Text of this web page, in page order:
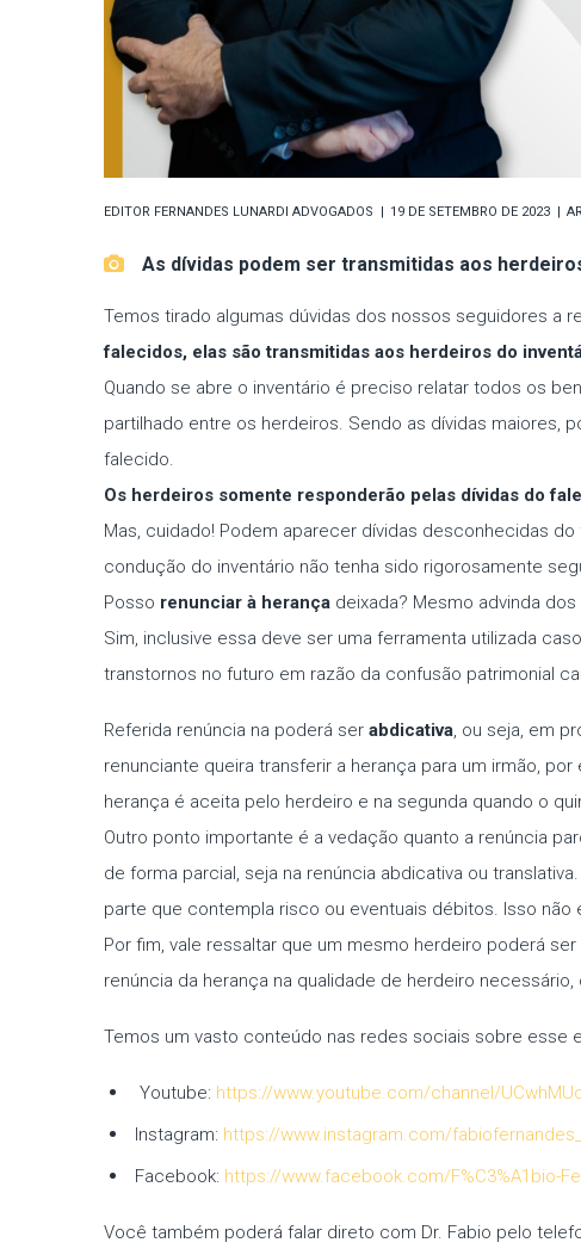
EDITOR FERNANDES LUNARDI ADVOGADOS 19 DE SETEMBRO DE 2023
As dívidas podem ser transmitidas aos
Temos tirado algumas dúvidas dos nossos seguidores a
falecidos, elas são transmitidas aos herdeiros do
Quando se abre o inventário é preciso relatar todos os
partilhado entre os herdeiros. Sendo as dívidas maiores,
falecido.
Os herdeiros somente responderão pelas dívidas do
Mas, cuidado! Podem aparecer dívidas desconhecidas
condução do inventário não tenha sido rigorosamente
Posso renunciar à herança deixada? Mesmo advinda
Sim, inclusive essa deve ser uma ferramenta utilizada
transtornos no futuro em razão da confusão patrimonial
Referida renúncia na poderá ser abdicativa, ou seja, em
renunciante queira transferir a herança para um irmão,
herança é aceita pelo herdeiro e na segunda quando o
Outro ponto importante é a vedação quanto a renúncia
de forma parcial, seja na renúncia abdicativa ou
parte que contempla risco ou eventuais débitos. Isso não
Por fim, vale ressaltar que um mesmo herdeiro poderá
renúncia da herança na qualidade de herdeiro
Temos um vasto conteúdo nas redes sociais sobre esse
Youtube: https://www.youtube.com/channel/
Instagram: https://www.instagram.com/
Facebook: https://www.facebook.com/F%C3%A1bio-
Você também poderá falar direto com Dr. Fabio pelo